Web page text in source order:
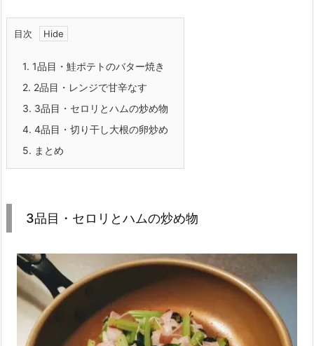
目次
1. 1品目・鮭ポテトのバター焼き
2. 2品目・レンジで甘辛なす
3. 3品目・セロリとハムの炒め物
4. 4品目・切り干し大根の卵炒め
5. まとめ
3品目・セロリとハムの炒め物